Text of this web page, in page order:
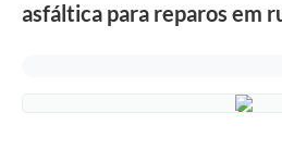
asfáltica para reparos em